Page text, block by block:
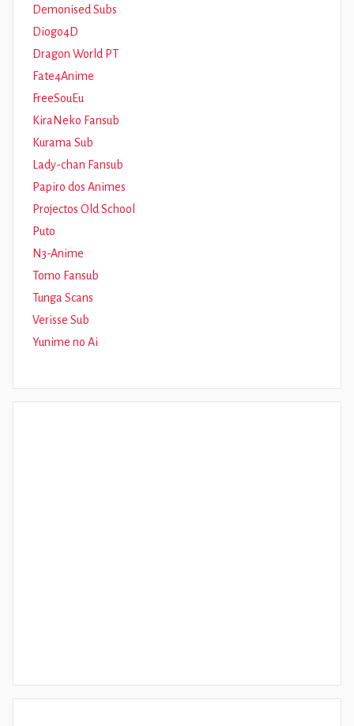
Demonised Subs
Diogo4D
Dragon World PT
Fate4Anime
FreeSouEu
KiraNeko Fansub
Kurama Sub
Lady-chan Fansub
Papiro dos Animes
Projectos Old School
Puto
N3-Anime
Tomo Fansub
Tunga Scans
Verisse Sub
Yunime no Ai